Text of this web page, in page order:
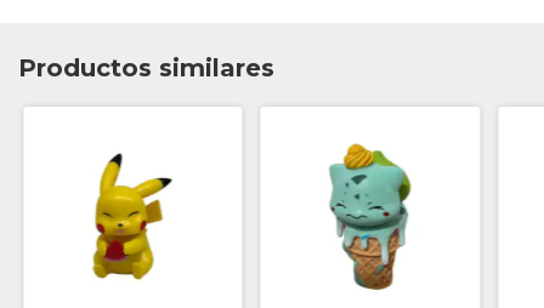
Productos similares